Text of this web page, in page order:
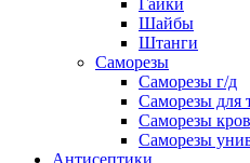
Шайбы
Штанги
Саморезы
Саморезы г/д
Саморезы для
Саморезы
Саморезы
Антисептики